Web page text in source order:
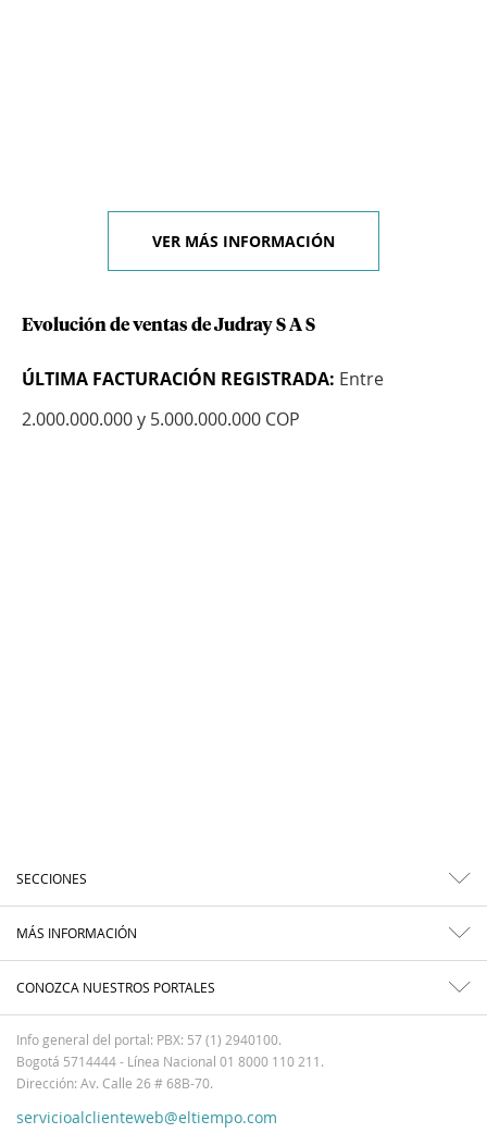
VER MÁS INFORMACIÓN
Evolución de ventas de Judray S A S
ÚLTIMA FACTURACIÓN REGISTRADA: Entre
2.000.000.000 y 5.000.000.000 COP
SECCIONES
MÁS INFORMACIÓN
CONOZCA NUESTROS PORTALES
Info general del portal: PBX: 57 (1) 2940100.
Bogotá 5714444 - Línea Nacional 01 8000 110 211.
Dirección: Av. Calle 26 # 68B-70.
servicioalclienteweb@eltiempo.com